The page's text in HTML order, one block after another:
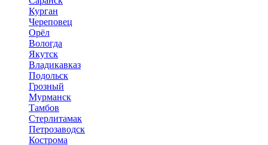
Курган
Череповец
Орёл
Вологда
Якутск
Владикавказ
Подольск
Грозный
Мурманск
Тамбов
Стерлитамак
Петрозаводск
Кострома